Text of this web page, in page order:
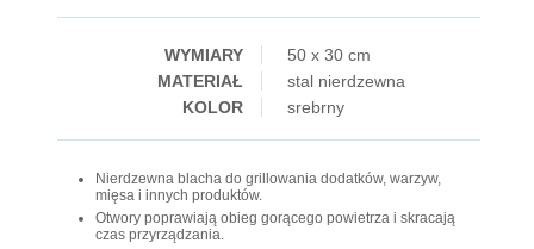
WYMIARY
50 x 30 cm
MATERIAŁ
stal nierdzewna
KOLOR
srebrny
Nierdzewna blacha do grillowania dodatków, warzyw,
mięsa i innych produktów.
Otwory poprawiają obieg gorącego powietrza i skracają
czas przyrządzania.